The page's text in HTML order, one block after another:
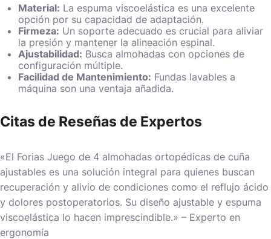
Material: La espuma viscoelástica es una excelente
opción por su capacidad de adaptación.
Firmeza: Un soporte adecuado es crucial para aliviar
la presión y mantener la alineación espinal.
Ajustabilidad: Busca almohadas con opciones de
configuración múltiple.
Facilidad de Mantenimiento: Fundas lavables a
máquina son una ventaja añadida.
Citas de Reseñas de Expertos
«El Forias Juego de 4 almohadas ortopédicas de cuña
ajustables es una solución integral para quienes buscan
recuperación y alivio de condiciones como el reflujo ácido
y dolores postoperatorios. Su diseño ajustable y espuma
viscoelástica lo hacen imprescindible.» – Experto en
ergonomía